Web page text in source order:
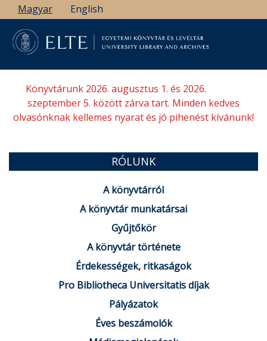
Ugrás
a
tartalomra
Magyar English
Könyvtárunk 2026. augusztus 1. és 2026.
szeptember 5. között zárva tart. Minden kedves
olvasónknak kellemes nyarat és jó pihenést kívánunk!
RÓLUNK
A könyvtárról
A könyvtár munkatársai
Gyűjtőkör
A könyvtár története
Érdekességek, ritkaságok
Pro Bibliotheca Universitatis díjak
Pályázatok
Éves beszámolók